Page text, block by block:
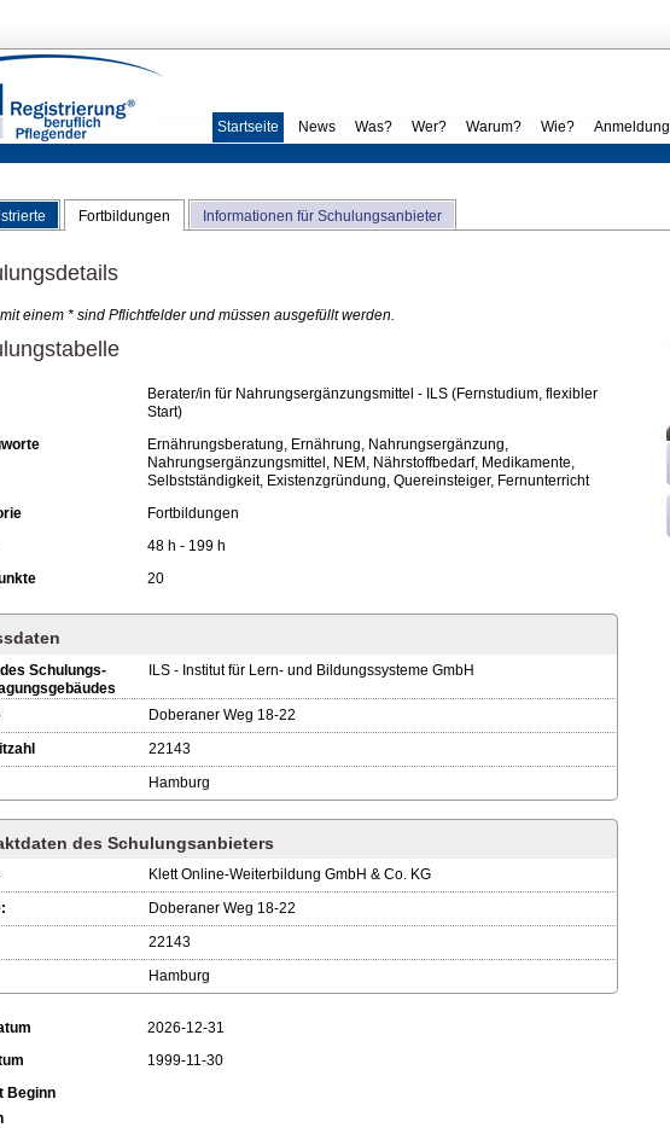
Startseite News Was? Wer? Warum? Wie? Anmeldung
Fortbildungen Informationen für Schulungsanbieter
einem * sind Pflichtfelder und müssen ausgefüllt werden.
Berater/in für Nahrungsergänzungsmittel - ILS (Fernstudium, flexibler
Start)
Ernährungsberatung, Ernährung, Nahrungsergänzung,
Nahrungsergänzungsmittel, NEM, Nährstoffbedarf, Medikamente,
Selbstständigkeit, Existenzgründung, Quereinsteiger, Fernunterricht
Fortbildungen
48 h - 199 h
20
Schulungs-
ILS - Institut für Lern- und Bildungssysteme GmbH
Doberaner Weg 18-22
22143
Hamburg
des Schulungsanbieters
Klett Online-Weiterbildung GmbH & Co. KG
Doberaner Weg 18-22
22143
Hamburg
2026-12-31
1999-11-30
Beginn